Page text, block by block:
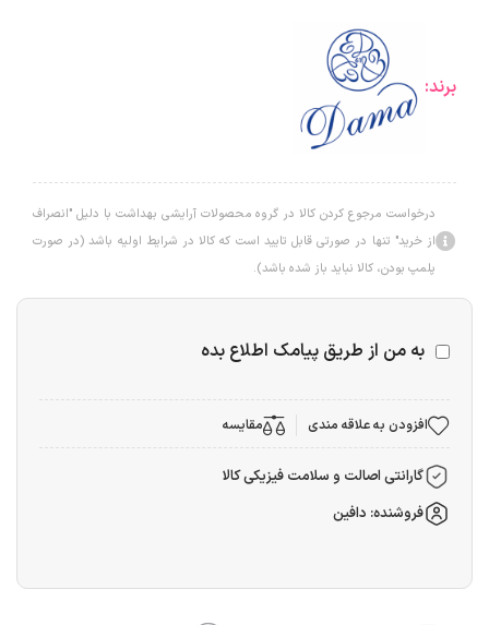
برند:
درخواست مرجوع کردن کالا در گروه محصولات آرایشی بهداشت با دلیل "انصراف
از خرید" تنها در صورتی قابل تایید است که کالا در شرایط اولیه باشد (در صورت
پلمپ بودن، کالا نباید باز شده باشد).
به من از طریق پیامک اطلاع بده
افزودن به علاقه مندی مقایسه
گارانتی اصالت و سلامت فیزیکی کالا
فروشنده: دافین